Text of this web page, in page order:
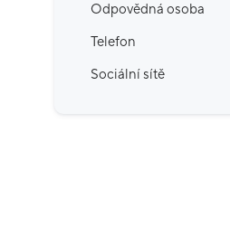
Odpovědná osoba
Telefon
Sociální sítě